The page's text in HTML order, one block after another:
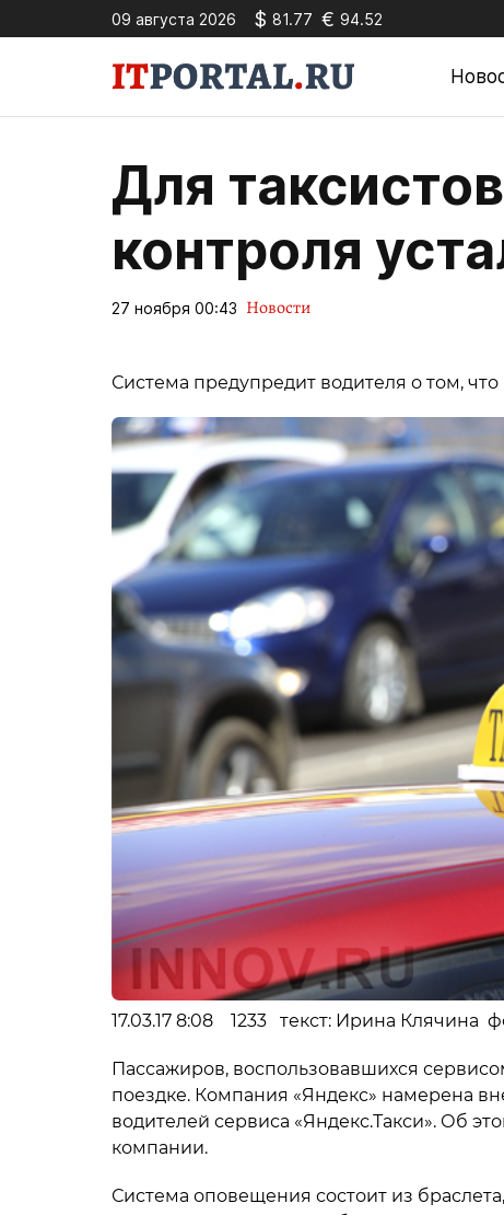
09 августа 2026 $ 81.77 € 94.52
Для
контроля
27 ноября 00:43 Новости
Система предупредит водителя о том,
17.03.17 8:08 1233 текст: Ирина Клячина
Пассажиров, воспользовавшихся
поездке. Компания «Яндекс» намерена
водителей сервиса «Яндекс.Такси». Об
компании.
Система оповещения состоит из